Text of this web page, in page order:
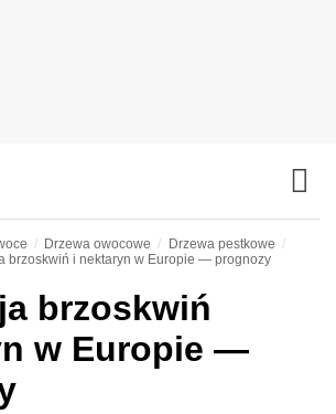
Drzewa owocowe
Drzewa pestkowe
brzoskwiń i nektaryn w Europie — prognozy
brzoskwiń
w Europie —